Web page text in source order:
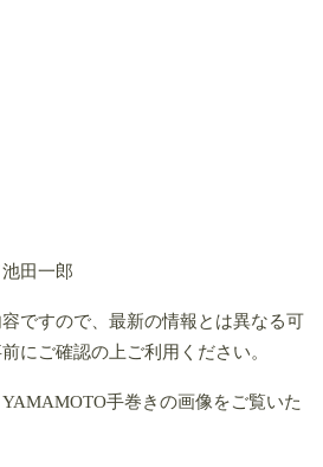
田一郎
ですので、最新の情報とは異なる可
にご確認の上ご利用ください。
手巻きの画像をご覧いた